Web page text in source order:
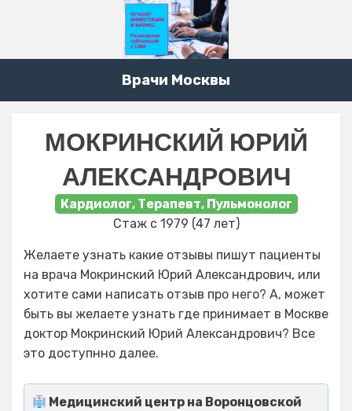
Врачи Москвы
МОКРИНСКИЙ ЮРИЙ
АЛЕКСАНДРОВИЧ
Кардиолог, Терапевт, Пульмонолог
Стаж с 1979 (47 лет)
Желаете узнать какие отзывы пишут пациенты
на врача Мокринский Юрий Александрович, или
хотите сами написать отзыв про него? А, может
быть вы желаете узнать где принимает в Москве
доктор Мокринский Юрий Александрович? Все
это доступнно далее.
Медицинский центр на Воронцовской